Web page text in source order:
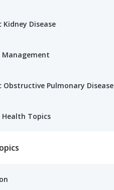
Kidney Disease
Management
Obstructive Pulmonary Disease
Health Topics